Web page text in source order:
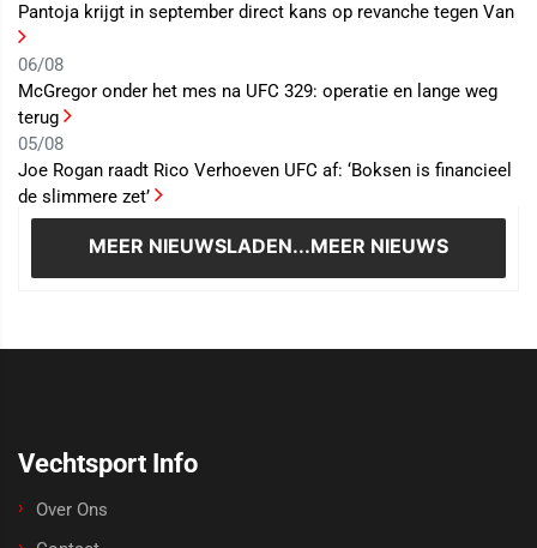
Pantoja krijgt in september direct kans op revanche tegen Van
06/08
McGregor onder het mes na UFC 329: operatie en lange weg
terug
05/08
Joe Rogan raadt Rico Verhoeven UFC af: ‘Boksen is financieel
de slimmere zet’
MEER NIEUWSLADEN...MEER NIEUWS
Vechtsport Info
Over Ons